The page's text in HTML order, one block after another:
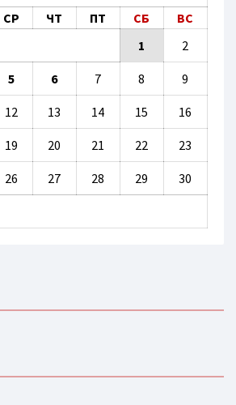
СР ЧТ ПТ СБ
ВС
1
2
5 6 7 8 9
12 13 14 15 16
19 20 21 22 23
26 27 28 29 30